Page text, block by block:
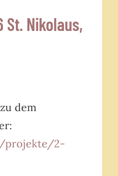
St. Nikolaus,
dem
projekte/2-